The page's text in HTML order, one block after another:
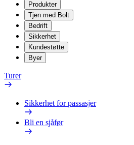
Produkter
Tjen med Bolt
Bedrift
Sikkerhet
Kundestøtte
Byer
Turer
Sikkerhet for passasjer
Bli en sjåfør